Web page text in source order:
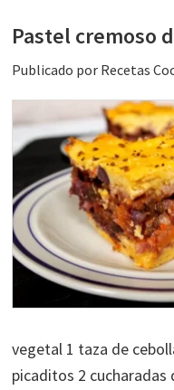
Pastel cremoso
Publicado por Recetas
vegetal 1 taza de
picaditos 2